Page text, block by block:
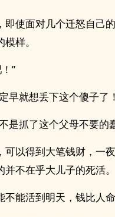
使面对几个迁怒自己
样。
”
早就想丢下这个傻子了
是抓了这个父母不要的
以得到大笔钱财，一
不在乎大儿子的死活。
能活到明天，钱比人命